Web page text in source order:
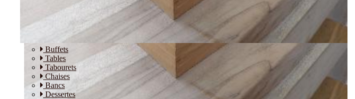
Buffets
Tables
Tabourets
Chaises
Bancs
Dessertes